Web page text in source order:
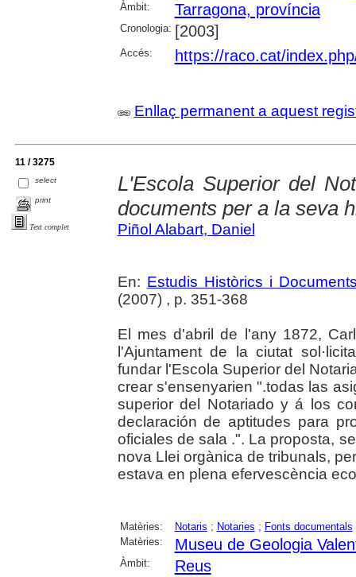
Àmbit: Tarragona, província
Cronologia: [2003]
Accés: https://raco.cat/
Enllaç permanent a aquest
11 / 3275
select
print
Text complet
L'Escola Superior del
documents per a la seva
Piñol Alabart, Daniel
En: Estudis Històrics i
(2007) , p. 351-368
El mes d'abril de l'any 1872,
l'Ajuntament de la ciutat
fundar l'Escola Superior del
crear s'ensenyarien ".todas las
superior del Notariado y á los
declaración de aptitudes para
oficiales de sala .". La proposta,
nova Llei orgànica de tribunals,
estava en plena efervescència
Matèries: Notaris ; Notaries ; Fonts documentals
Matèries:
Museu de Geologia
Àmbit: Reus